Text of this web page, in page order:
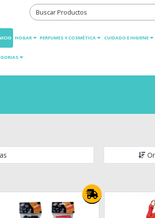
HOGAR PERFUMES Y COSMÉTICA CUIDADO E HIGIENE